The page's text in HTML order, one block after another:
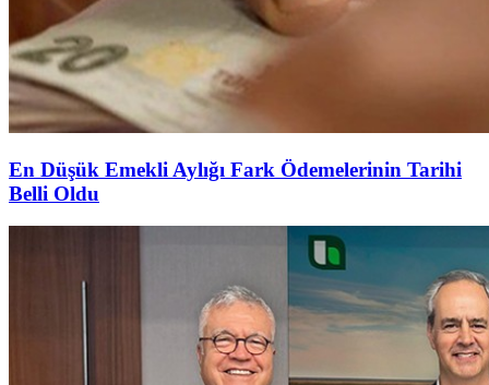
En Düşük Emekli Aylığı Fark Ödemelerinin Tarihi
Belli Oldu